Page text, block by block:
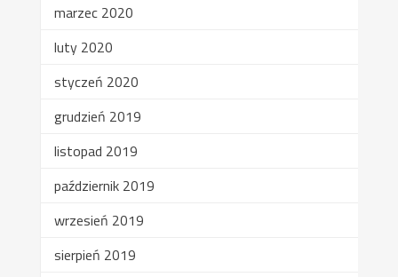
marzec 2020
luty 2020
styczeń 2020
grudzień 2019
listopad 2019
październik 2019
wrzesień 2019
sierpień 2019